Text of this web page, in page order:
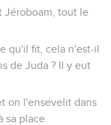
Jéroboam, tout le
qu'il fit, cela n'est-il
de Juda ? Il y eut
on l'ensevelit dans
sa place.